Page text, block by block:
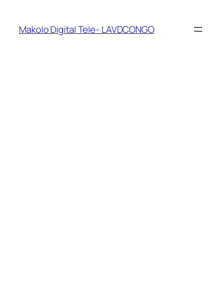
Makolo Digital Tele- LAVDCONGO